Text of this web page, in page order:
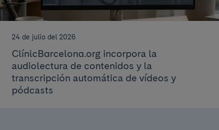
24 de julio del 2026
ClínicBarcelona.org incorpora la
audiolectura de contenidos y la
transcripción automática de vídeos y
pódcasts